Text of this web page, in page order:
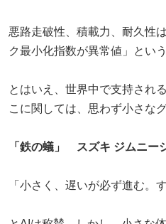
悪路走破性、積載力、耐久性
ク最小化指数が異常値」とい
とはいえ、世界中で支持され
こに関しては、思わず小さな
「鉄の蟻」 スズキ ジムニー
「小さく、遅いが必ず進む。